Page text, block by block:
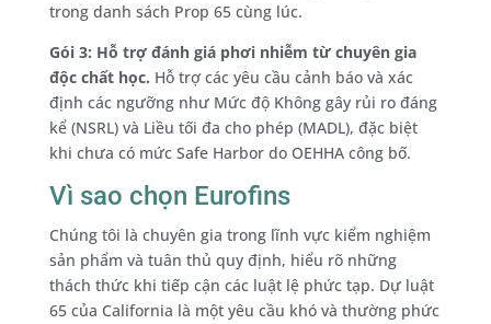
trong danh sách Prop 65 cùng lúc.
Gói 3: Hỗ trợ đánh giá phơi nhiễm từ chuyên gia
độc chất học. Hỗ trợ các yêu cầu cảnh báo và xác
định các ngưỡng như Mức độ Không gây rủi ro đáng
kể (NSRL) và Liều tối đa cho phép (MADL), đặc biệt
khi chưa có mức Safe Harbor do OEHHA công bố.
Vì sao chọn Eurofins
Chúng tôi là chuyên gia trong lĩnh vực kiểm nghiệm
sản phẩm và tuân thủ quy định, hiểu rõ những
thách thức khi tiếp cận các luật lệ phức tạp. Dự luật
65 của California là một yêu cầu khó và thường phức